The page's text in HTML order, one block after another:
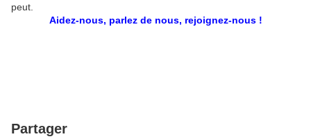
peut.
Aidez-nous, parlez de nous, rejoignez-nous !
Partager